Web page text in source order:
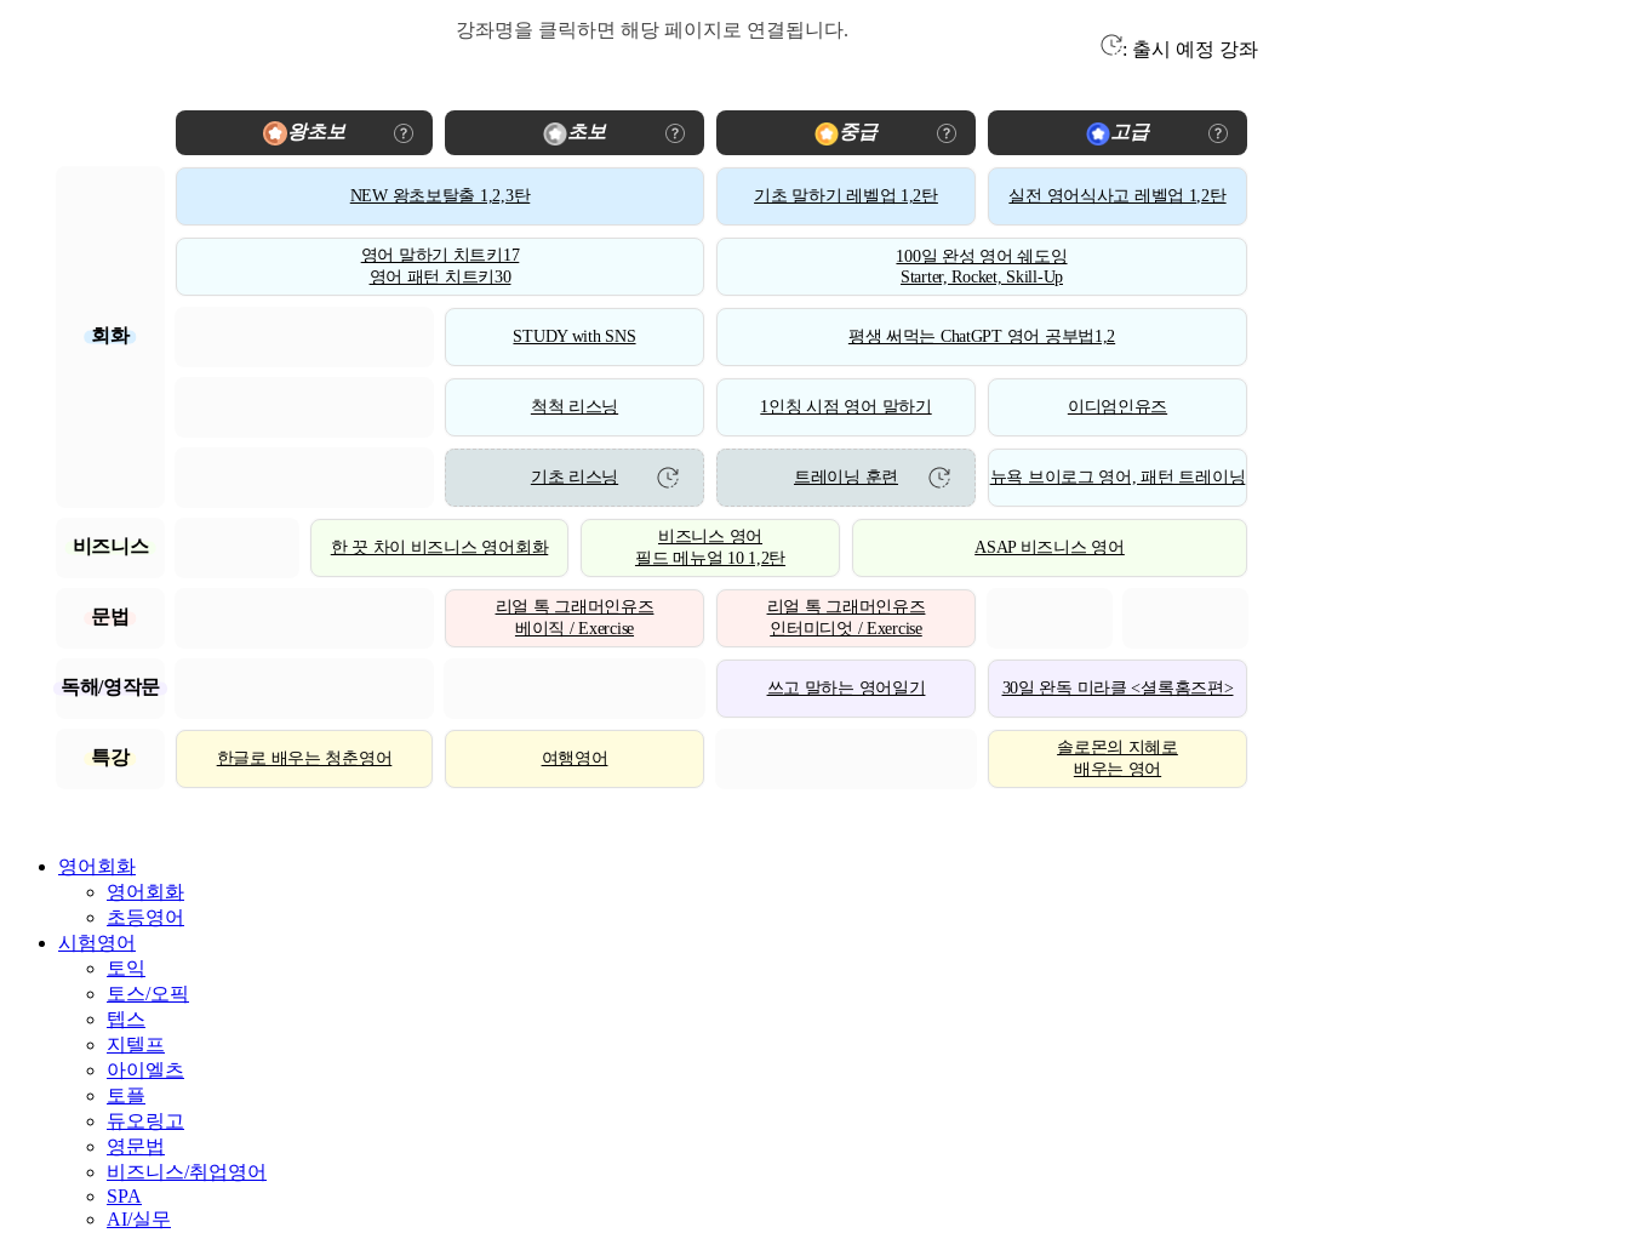
강좌명을 클릭하면 해당 페이지로 연결됩니다.
: 출시 예정 강좌
왕초보 초보 중급 고급
회화
NEW 왕초보탈출 1,2,3탄 기초 말하기 레벨업 1,2탄 실전 영어식사고 레벨업 1,2탄
영어 말하기 치트키17
영어 패턴 치트키30
100일 완성 영어 쉐도잉
Starter, Rocket, Skill-Up
STUDY with SNS 평생 써먹는 ChatGPT 영어 공부법1,2
척척 리스닝 1인칭 시점 영어 말하기 이디엄인유즈
기초 리스닝 트레이닝 훈련 뉴욕 브이로그 영어, 패턴 트레이닝
비즈니스 한 끗 차이 비즈니스 영어회화
비즈니스 영어
필드 메뉴얼 10 1,2탄
ASAP 비즈니스 영어
문법
리얼 톡 그래머인유즈
베이직 / Exercise
리얼 톡 그래머인유즈
인터미디엇 / Exercise
독해/영작문 쓰고 말하는 영어일기 30일 완독 미라클 <셜록홈즈편>
특강 한글로 배우는 청춘영어 여행영어
솔로몬의 지혜로
배우는 영어
영어회화
영어회화
초등영어
시험영어
토익
토스/오픽
텝스
지텔프
아이엘츠
토플
듀오링고
영문법
비즈니스/취업영어
SPA
AI/실무